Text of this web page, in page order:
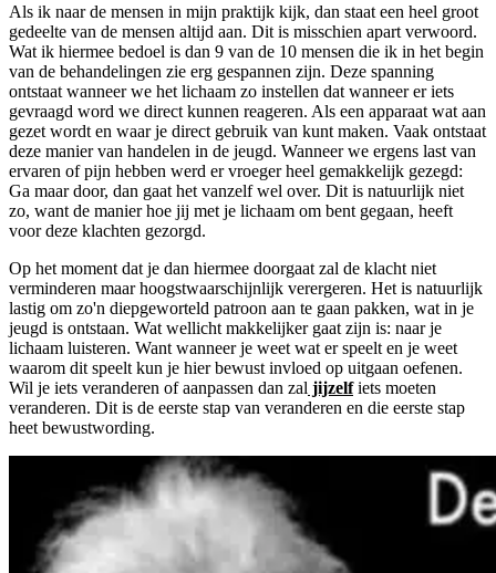
Als ik naar de mensen in mijn praktijk kijk, dan staat een heel groot
gedeelte van de mensen altijd aan. Dit is misschien apart verwoord.
Wat ik hiermee bedoel is dan 9 van de 10 mensen die ik in het begin
van de behandelingen zie erg gespannen zijn. Deze spanning
ontstaat wanneer we het lichaam zo instellen dat wanneer er iets
gevraagd word we direct kunnen reageren. Als een apparaat wat aan
gezet wordt en waar je direct gebruik van kunt maken. Vaak ontstaat
deze manier van handelen in de jeugd. Wanneer we ergens last van
ervaren of pijn hebben werd er vroeger heel gemakkelijk gezegd:
Ga maar door, dan gaat het vanzelf wel over. Dit is natuurlijk niet
zo, want de manier hoe jij met je lichaam om bent gegaan, heeft
voor deze klachten gezorgd.
Op het moment dat je dan hiermee doorgaat zal de klacht niet
verminderen maar hoogstwaarschijnlijk verergeren. Het is natuurlijk
lastig om zo'n diepgeworteld patroon aan te gaan pakken, wat in je
jeugd is ontstaan. Wat wellicht makkelijker gaat zijn is: naar je
lichaam luisteren. Want wanneer je weet wat er speelt en je weet
waarom dit speelt kun je hier bewust invloed op uitgaan oefenen.
Wil je iets veranderen of aanpassen dan zal jijzelfiets moeten
veranderen. Dit is de eerste stap van veranderen en die eerste stap
heet bewustwording.